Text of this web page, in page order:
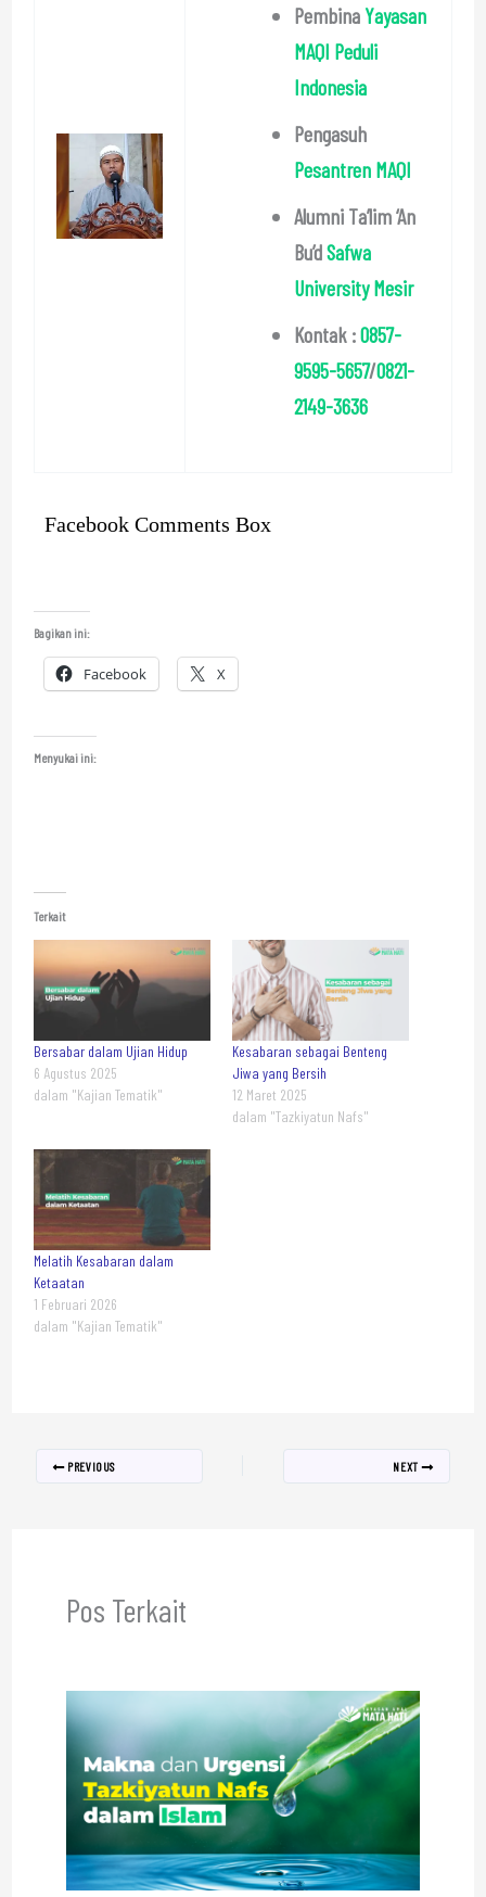
Pembina Yayasan
MAQI Peduli
Indonesia
Pengasuh
Pesantren MAQI
Alumni Ta’lim ‘An
Bu’dSafwa
University Mesir
Kontak :0857-
9595-5657/0821-
2149-3636
Facebook Comments Box
Bagikan ini:
Facebook X
Menyukai ini:
Terkait
Bersabar dalam Ujian Hidup
6 Agustus 2025
dalam "Kajian Tematik"
Kesabaran sebagai Benteng
Jiwa yang Bersih
12 Maret 2025
dalam "Tazkiyatun Nafs"
Melatih Kesabaran dalam
Ketaatan
1 Februari 2026
dalam "Kajian Tematik"
PREVIOUS NEXT
Pos Terkait